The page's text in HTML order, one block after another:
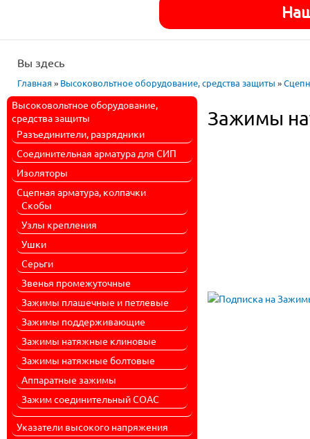
Вы здесь
Главная » Высоковольтное оборудование, средства защиты »
Высоковольтное оборудование,
средства защиты
Разъединители, разрядники
Соединительная арматура для СИП
Изоляторы
Сцепная арматура, колпачки
Скобы
Узлы крепления
Ушки
Серьги
Звенья промежуточные
Зажимы плашечные и петлевые
Зажимы поддерживающие
Зажимы натяжные клиновые
Зажимы натяжные болтовые
Аппаратные зажимы
Зажим соединительный СОАС
Указатели высокого напряжения
Зажимы